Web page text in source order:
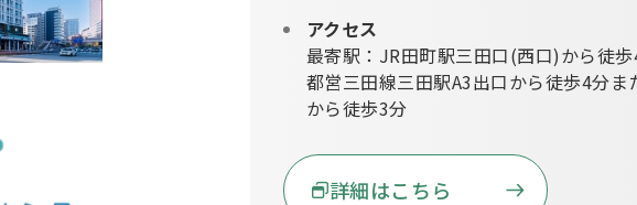
アクセス
最寄駅：JR田町駅三田口(西口)から徒歩
都営三田線三田駅A3出口から徒歩4分ま
から徒歩3分
詳細はこちら